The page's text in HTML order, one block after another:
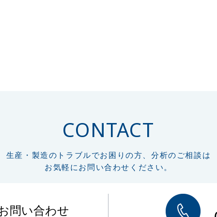
CONTACT
生産・製造のトラブルでお困りの方、分析のご相談は
お気軽にお問い合わせください。
問い合わせ